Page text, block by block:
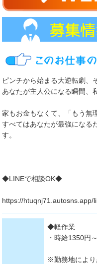
ピンチから始まる大逆転劇、
あなたが主人公になる瞬間、
家もお金もなくて、「もう無
すべてはあなたが最強になる
す。
◆LINEで相談OK◆
https://htuqnj71.autosns.app/
◆軽作業
・時給1350円
※勤務地により